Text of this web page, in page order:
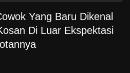
Yang Baru Dikenal
Di Luar Ekspektasi